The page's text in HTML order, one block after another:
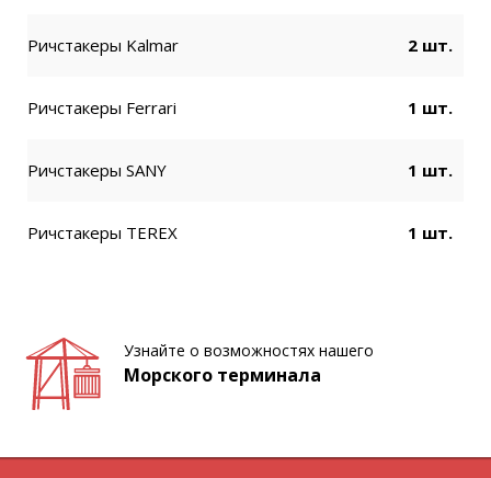
Ричстакеры Kalmar 2 шт.
Ричстакеры Ferrari 1 шт.
Ричстакеры SANY 1 шт.
Ричстакеры TEREX 1 шт.
Узнайте о возможностях нашего
Морского терминала